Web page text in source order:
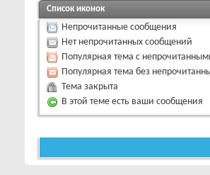
Список иконок
Непрочитанные сообщения
Нет непрочитанных сообщений
Популярная тема с
Популярная тема без
Тема закрыта
В этой теме есть ваши сообщения